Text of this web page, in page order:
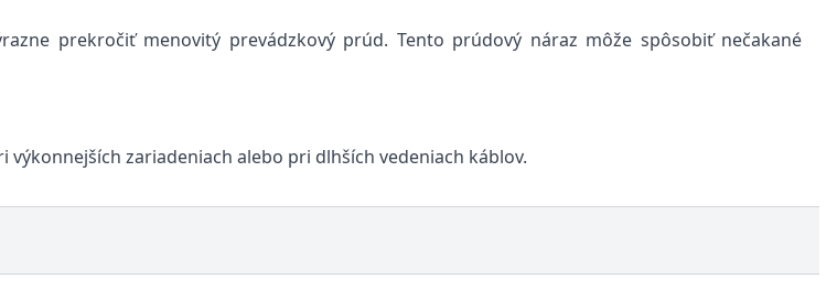
prekročiť menovitý prevádzkový prúd. Tento prúdový náraz môže spôsobiť nečakané
zariadeniach alebo pri dlhších vedeniach káblov.